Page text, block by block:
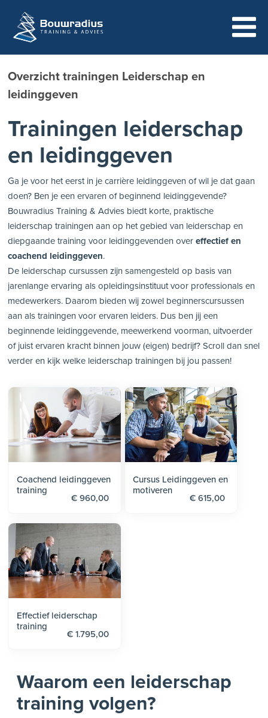
Overzicht trainingen Leiderschap en
leidinggeven
Trainingen leiderschap
en leidinggeven
Ga je voor het eerst in je carrière leidinggeven of wil je dat gaan
doen? Ben je een ervaren of beginnend leidinggevende?
Bouwradius Training & Advies biedt korte, praktische
leiderschap trainingen aan op het gebied van leiderschap en
diepgaande training voor leidinggevenden overeffectief en
coachend leidinggeven.
De leiderschap cursussen zijn samengesteld op basis van
jarenlange ervaring als opleidingsinstituut voor professionals en
medewerkers. Daarom bieden wij zowel beginnerscursussen
aan als trainingen voor ervaren leiders. Dus ben jij een
beginnende leidinggevende, meewerkend voorman, uitvoerder
of juist ervaren kracht binnen jouw (eigen) bedrijf? Scroll dan snel
verder en kijk welke leiderschap trainingen bij jou passen!
Coachend leidinggeven
training
€ 960,00
Cursus Leidinggeven en
motiveren
€ 615,00
Effectief leiderschap
training
€ 1.795,00
Waarom een leiderschap
training volgen?